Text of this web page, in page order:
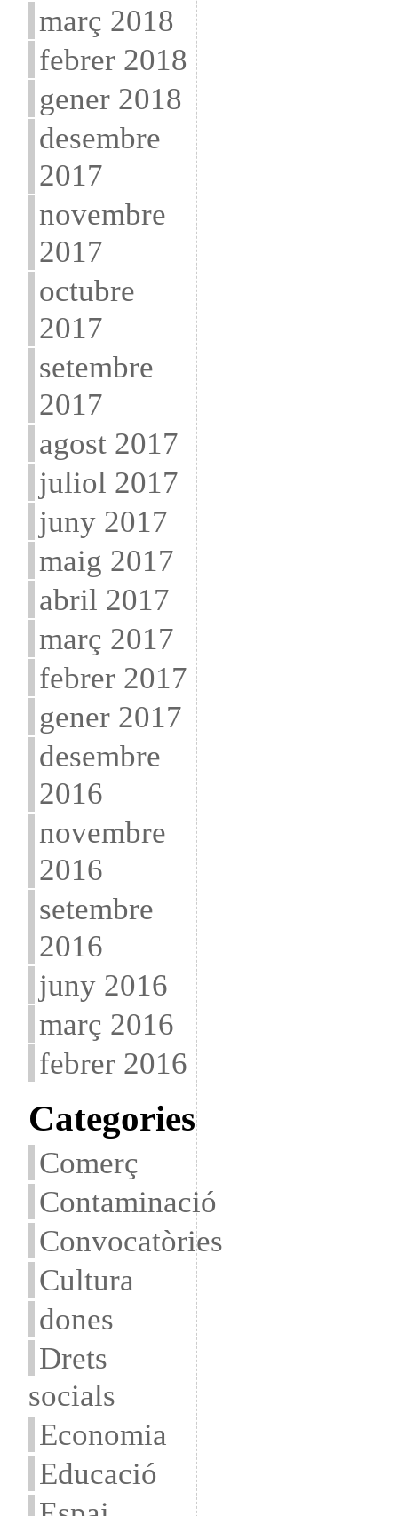
març 2018
febrer 2018
gener 2018
desembre
2017
novembre
2017
octubre
2017
setembre
2017
agost 2017
juliol 2017
juny 2017
maig 2017
abril 2017
març 2017
febrer 2017
gener 2017
desembre
2016
novembre
2016
setembre
2016
juny 2016
març 2016
febrer 2016
Categories
Comerç
Contaminació
Convocatòries
Cultura
dones
Drets
socials
Economia
Educació